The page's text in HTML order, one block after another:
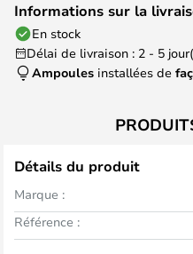
Informations sur la
En stock
Délai de livraison : 2 - 5
Ampoules installées de
Détails du produit
Marque :
Référence :